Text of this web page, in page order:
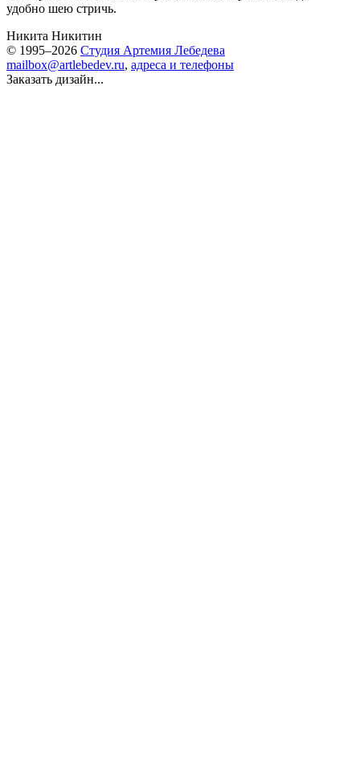
удобно шею стричь.
Никита Никитин
© 1995–2026 Студия Артемия Лебедева
mailbox@artlebedev.ru, адреса и телефоны
Заказать дизайн...